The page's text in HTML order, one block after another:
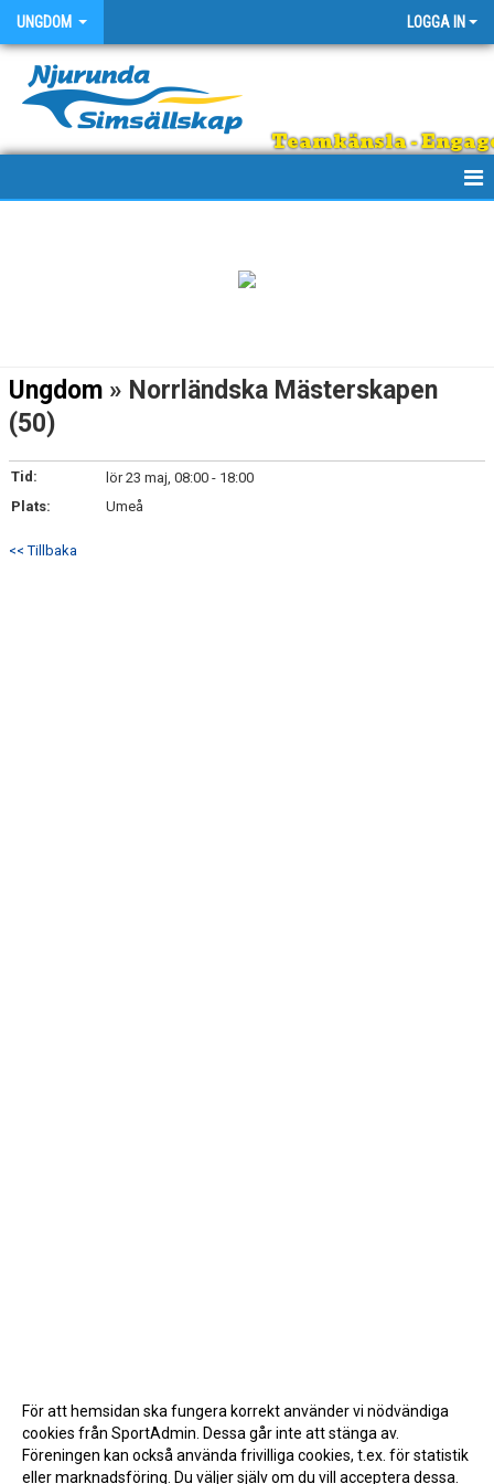
UNGDOM LOGGA IN
Teamkänsla -
Ungdom » Norrländska Mästerskapen
(50)
Tid:
lör 23 maj, 08:00 - 18:00
Plats:
Umeå
<< Tillbaka
För att hemsidan ska fungera korrekt använder vi nödvändiga
cookies från SportAdmin. Dessa går inte att stänga av.
Föreningen kan också använda frivilliga cookies, t.ex. för statistik
eller marknadsföring. Du väljer själv om du vill acceptera dessa.